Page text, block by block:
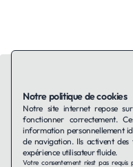
Contactez-nousQui
Politique de
Notre politique de cookies
Notre site internet repose
fonctionner correctement.
information personnellement
de navigation. Ils activent
expérience utilisateur fluide.
Votre consentement n'est pas requis